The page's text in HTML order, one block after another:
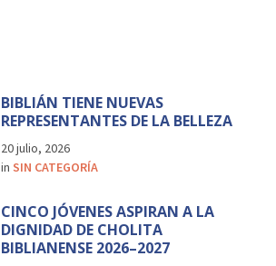
BIBLIÁN TIENE NUEVAS
REPRESENTANTES DE LA BELLEZA
20 julio, 2026
in SIN CATEGORÍA
CINCO JÓVENES ASPIRAN A LA
DIGNIDAD DE CHOLITA
BIBLIANENSE 2026–2027